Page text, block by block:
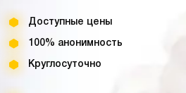
Доступные цены
100% анонимность
Круглосуточно